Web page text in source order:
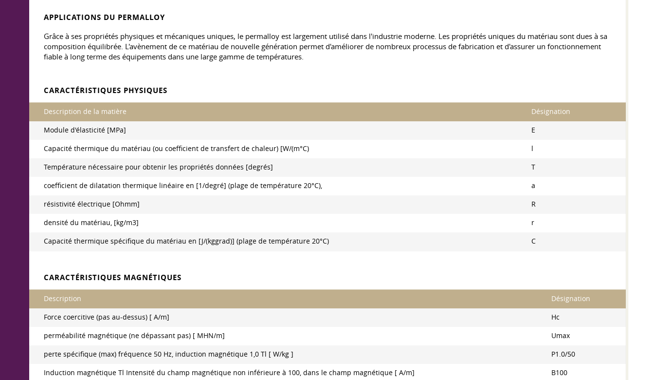
APPLICATIONS DU PERMALLOY
Grâce à ses propriétés physiques et mécaniques uniques, le permalloy est largement utilisé dans l'industrie moderne. Les propriétés uniques du matériau sont dues à sa
composition équilibrée. L'avènement de ce matériau de nouvelle génération permet d'améliorer de nombreux processus de fabrication et d'assurer un fonctionnement
fiable à long terme des équipements dans une large gamme de températures.
CARACTÉRISTIQUES PHYSIQUES
Description de la matière Désignation
Module d'élasticité [MPa] E
Capacité thermique du matériau (ou coefficient de transfert de chaleur) [W/(m°C) l
Température nécessaire pour obtenir les propriétés données [degrés] T
coefficient de dilatation thermique linéaire en [1/degré] (plage de température 20°C), a
résistivité électrique [Ohmm] R
densité du matériau, [kg/m3] r
Capacité thermique spécifique du matériau en [J/(kggrad)] (plage de température 20°C) C
CARACTÉRISTIQUES MAGNÉTIQUES
Description Désignation
Force coercitive (pas au-dessus) [ A/m] Hc
perméabilité magnétique (ne dépassant pas) [ MHN/m] Umax
perte spécifique (max) fréquence 50 Hz, induction magnétique 1,0 Tl [ W/kg ] P1.0/50
Induction magnétique Tl Intensité du champ magnétique non inférieure à 100, dans le champ magnétique [ A/m] B100